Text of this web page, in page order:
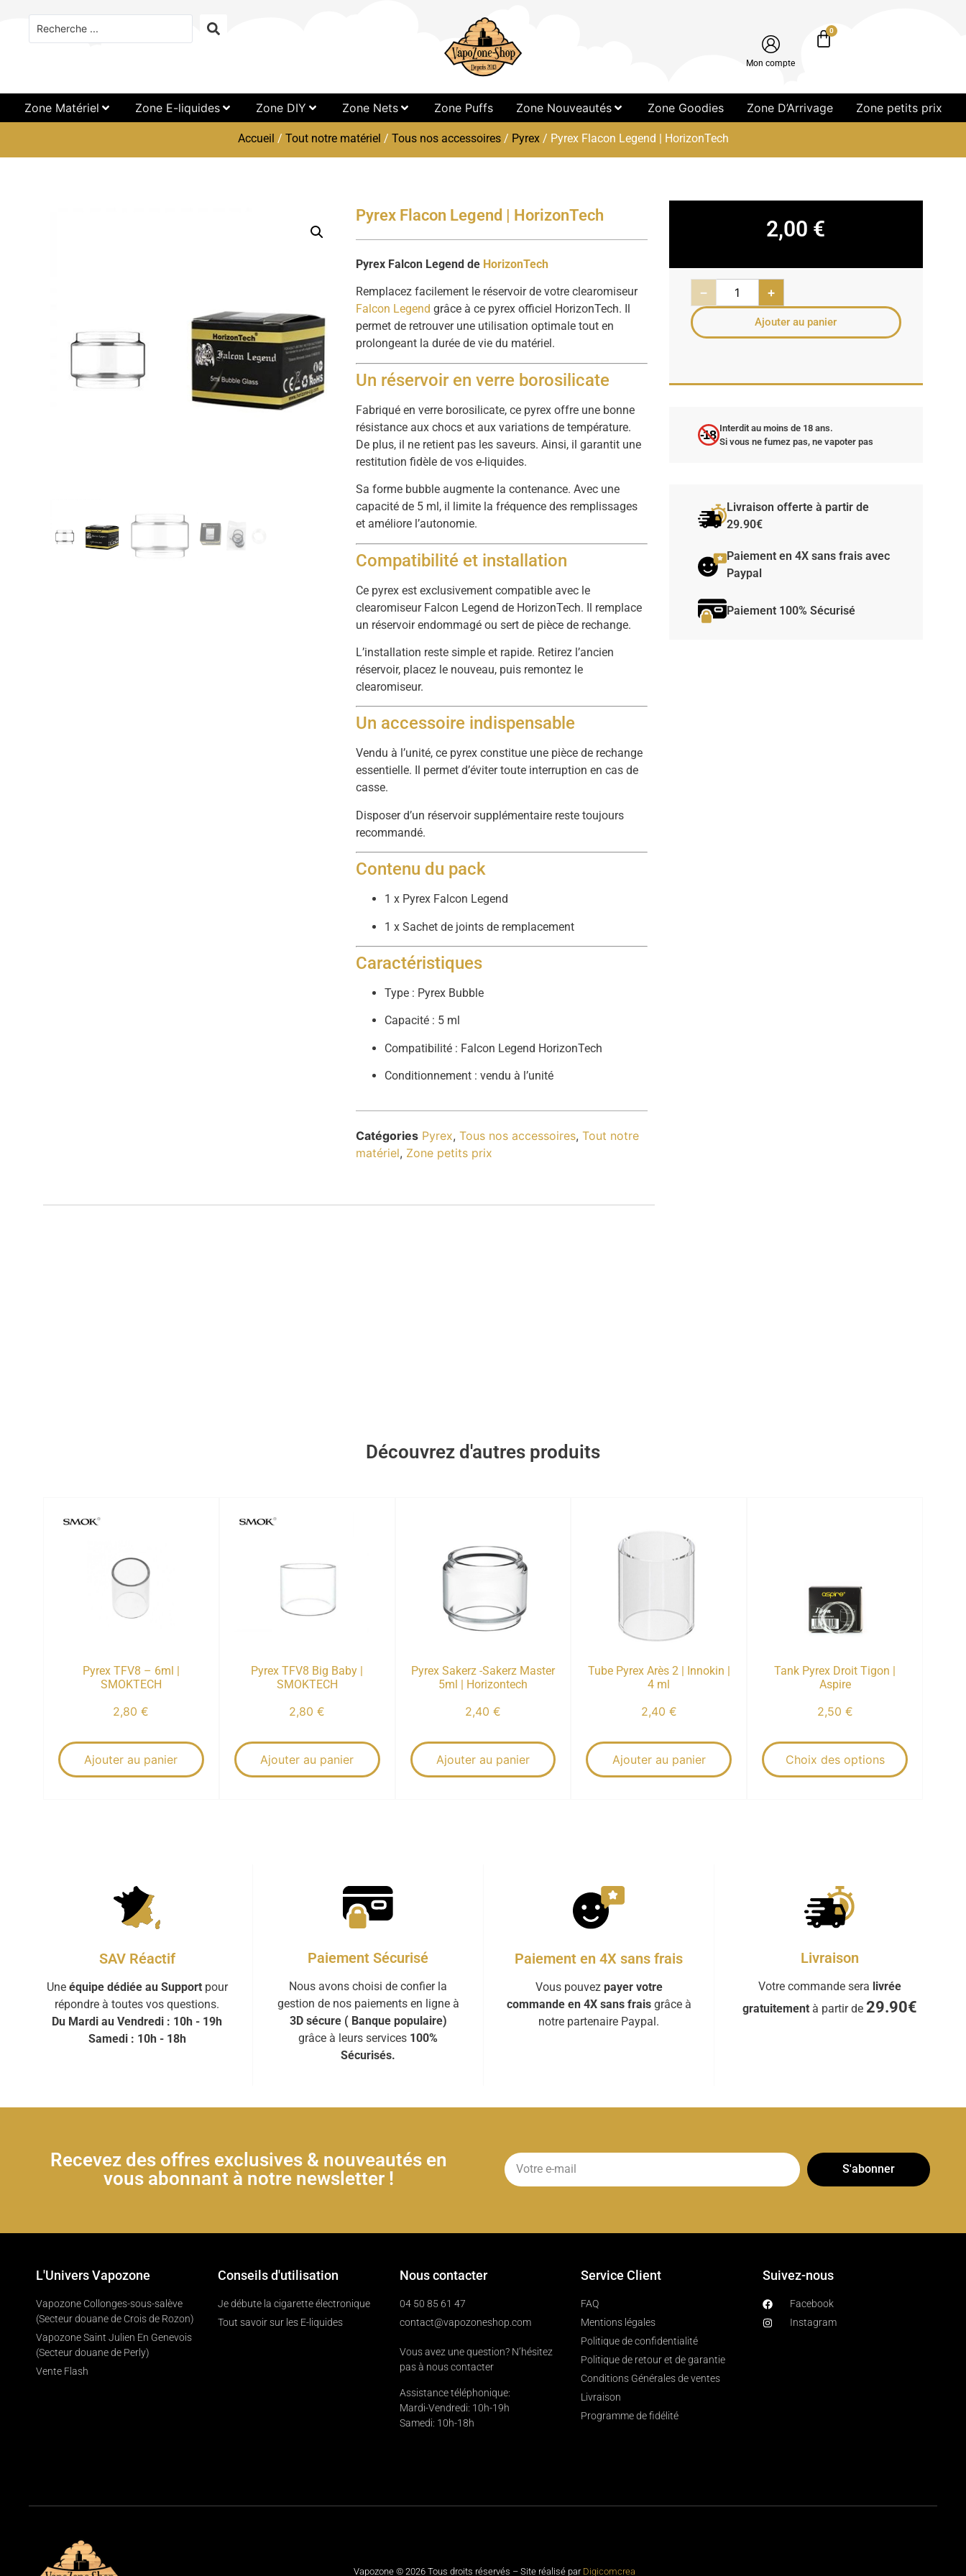
Mon compte
0
Zone Matériel Zone E-liquides Zone DIY Zone Nets Zone Puffs Zone Nouveautés Zone Goodies Zone D’Arrivage Zone petits prix
Accueil / Tout notre matériel / Tous nos accessoires/ Pyrex/ Pyrex Flacon Legend | HorizonTech
Pyrex Flacon Legend | HorizonTech
Pyrex Falcon Legend de HorizonTech
Remplacez facilement le réservoir de votre clearomiseur
Falcon Legend grâce à ce pyrex officiel HorizonTech. Il
permet de retrouver une utilisation optimale tout en
prolongeant la durée de vie du matériel.
Un réservoir en verre borosilicate
Fabriqué en verre borosilicate, ce pyrex offre une bonne
résistance aux chocs et aux variations de température.
De plus, il ne retient pas les saveurs. Ainsi, il garantit une
restitution fidèle de vos e-liquides.
Sa forme bubble augmente la contenance. Avec une
capacité de 5 ml, il limite la fréquence des remplissages
et améliore l’autonomie.
Compatibilité et installation
Ce pyrex est exclusivement compatible avec le
clearomiseur Falcon Legend de HorizonTech. Il remplace
un réservoir endommagé ou sert de pièce de rechange.
L’installation reste simple et rapide. Retirez l’ancien
réservoir, placez le nouveau, puis remontez le
clearomiseur.
Un accessoire indispensable
Vendu à l’unité, ce pyrex constitue une pièce de rechange
essentielle. Il permet d’éviter toute interruption en cas de
casse.
Disposer d’un réservoir supplémentaire reste toujours
recommandé.
Contenu du pack
1 x Pyrex Falcon Legend
1 x Sachet de joints de remplacement
Caractéristiques
Type : Pyrex Bubble
Capacité : 5 ml
Compatibilité : Falcon Legend HorizonTech
Conditionnement : vendu à l’unité
Catégories Pyrex,Tous nos accessoires,Tout notre
matériel, Zone petits prix
2,00 €
− +
Ajouter au panier
-18 Interdit au moins de 18 ans.
Si vous ne fumez pas, ne vapoter pas
Livraison offerte à partir de
29.90€
Paiement en 4X sans frais avec
Paypal
Paiement 100% Sécurisé
Découvrez d'autres produits
Pyrex TFV8 – 6ml |
SMOKTECH
2,80€
Ajouter au panier
Pyrex TFV8 Big Baby |
SMOKTECH
2,80€
Ajouter au panier
Pyrex Sakerz -Sakerz Master
5ml | Horizontech
2,40 €
Ajouter au panier
Tube Pyrex Arès 2 | Innokin |
4 ml
2,40 €
Ajouter au panier
Tank Pyrex Droit Tigon |
Aspire
2,50 €
Choix des options
SAV Réactif
Une équipe dédiée au Supportpour
répondre à toutes vos questions.
Du Mardi au Vendredi : 10h - 19h
Samedi : 10h - 18h
Paiement Sécurisé
Nous avons choisi de confier la
gestion de nos paiements en ligne à
3D sécure ( Banque populaire)
grâce à leurs services 100%
Sécurisés.
Paiement en 4X sans frais
Vous pouvez payer votre
commande en 4X sans fraisgrâce à
notre partenaire Paypal.
Livraison
Votre commande sera livrée
gratuitementà partir de 29.90€
Recevez des offres exclusives & nouveautés en
vous abonnant à notre newsletter !
S'abonner
L'Univers Vapozone
Vapozone Collonges-sous-salève
(Secteur douane de Crois de Rozon)
Vapozone Saint Julien En Genevois
(Secteur douane de Perly)
Vente Flash
Conseils d'utilisation
Je débute la cigarette électronique
Tout savoir sur les E-liquides
Nous contacter
04 50 85 61 47
contact@vapozoneshop.com
Vous avez une question? N’hésitez
pas à nous contacter
Assistance téléphonique:
Mardi-Vendredi: 10h-19h
Samedi: 10h-18h
Service Client
FAQ
Mentions légales
Politique de confidentialité
Politique de retour et de garantie
Conditions Générales de ventes
Livraison
Programme de fidélité
Suivez-nous
Facebook
Instagram
Vapozone © 2026 Tous droits réservés – Site réalisé par Digicomcrea